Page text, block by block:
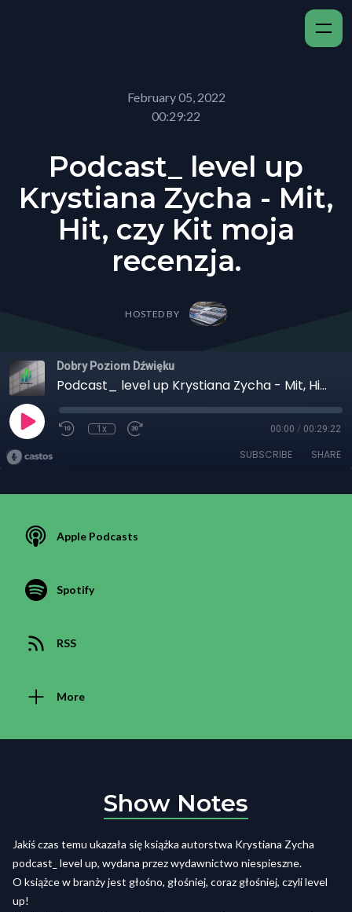
February 05, 2022
00:29:22
Podcast_ level up
Krystiana Zycha - Mit,
Hit, czy Kit moja
recenzja.
HOSTED BY
Dobry Poziom Dźwięku
Podcast_ level up Krystiana Zycha - Mit, Hit, czy Kit moja recenzja.
1x 00:00 / 00:29:22
SUBSCRIBE SHARE
Apple Podcasts
Spotify
RSS
More
Show Notes
Jakiś czas temu ukazała się książka autorstwa Krystiana Zycha
podcast_ level up, wydana przez wydawnictwo niespieszne.
O książce w branży jest głośno, głośniej, coraz głośniej, czyli level
up!